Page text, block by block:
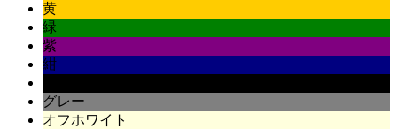
黄
緑
紫
紺
グレー
オフホワイト